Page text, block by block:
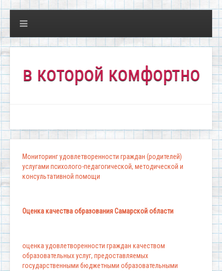
комфортно всем!"
Мониторинг удовлетворенности граждан (родителей)
услугами психолого-педагогической, методической и
консультативной помощи
Оценка качества образования Самарской области
оценка удовлетворенности граждан качеством
образовательных услуг, предоставляемых
государственными бюджетными образовательными